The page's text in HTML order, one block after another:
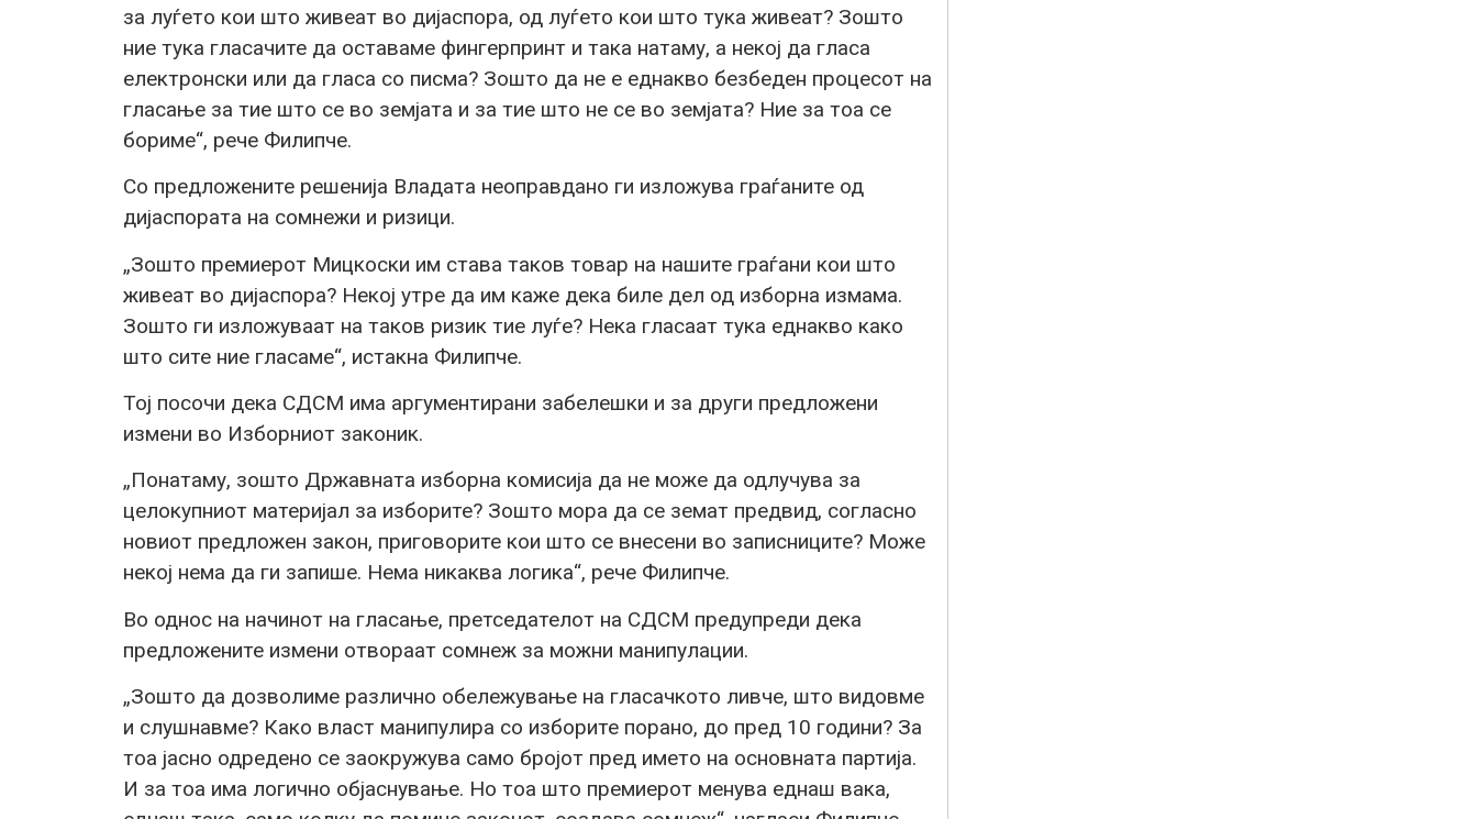
за луѓето кои што живеат во дијаспора, од луѓето кои што тука живеат? Зошто
ние тука гласачите да оставаме фингерпринт и така натаму, а некој да гласа
електронски или да гласа со писма? Зошто да не е еднакво безбеден процесот на
гласање за тие што се во земјата и за тие што не се во земјата? Ние за тоа се
бориме“, рече Филипче.
Со предложените решенија Владата неоправдано ги изложува граѓаните од
дијаспората на сомнежи и ризици.
„Зошто премиерот Мицкоски им става таков товар на нашите граѓани кои што
живеат во дијаспора? Некој утре да им каже дека биле дел од изборна измама.
Зошто ги изложуваат на таков ризик тие луѓе? Нека гласаат тука еднакво како
што сите ние гласаме“, истакна Филипче.
Тој посочи дека СДСМ има аргументирани забелешки и за други предложени
измени во Изборниот законик.
„Понатаму, зошто Државната изборна комисија да не може да одлучува за
целокупниот материјал за изборите? Зошто мора да се земат предвид, согласно
новиот предложен закон, приговорите кои што се внесени во записниците? Може
некој нема да ги запише. Нема никаква логика“, рече Филипче.
Во однос на начинот на гласање, претседателот на СДСМ предупреди дека
предложените измени отвораат сомнеж за можни манипулации.
„Зошто да дозволиме различно обележување на гласачкото ливче, што видовме
и слушнавме? Како власт манипулира со изборите порано, до пред 10 години? За
тоа јасно одредено се заокружува само бројот пред името на основната партија.
И за тоа има логично објаснување. Но тоа што премиерот менува еднаш вака,